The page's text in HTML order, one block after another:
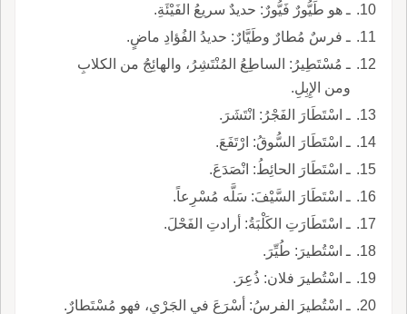
ـ هو طَيُّورٌ فَيُّورٌ: حديدٌ سريعُ الفَيْئَةِ.
ـ فرسٌ مُطارٌ وطَيَّارٌ: حديدُ الفُؤادِ ماضٍ.
ـ مُسْتَطِيرُ: الساطِعُ المُنْتَشِرُ، والهائِجُ من الكلابِ
ومن الإِبِلِ.
ـ اسْتَطَارَ الفَجْرُ: انْتَشَرَ.
ـ اسْتَطَارَ السُّوقُ: ارْتَفَعَ.
ـ اسْتَطَارَ الحائِطُ: انْصَدَعَ.
ـ اسْتَطَارَ السَّيْفَ: سَلَّه مُسْرِعاً.
ـ اسْتَطَارَتِ الكَلْبَةُ: أرادتِ الفَحْلَ.
ـ اسْتُطيرَ: طُيِّرَ.
ـ اسْتُطيرَ فلان: ذُعِرَ.
ـ اسْتُطيرَ الفرسُ: أسْرَعَ في الجَرْيِ، فهو مُسْتَطارٌ.